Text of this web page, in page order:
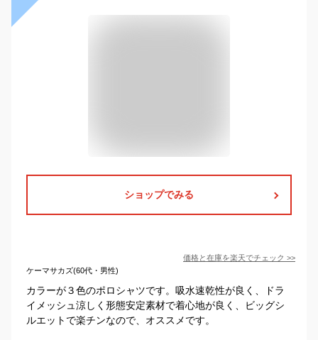
ショップでみる
価格と在庫を楽天でチェック >>
ケーマサカズ(60代・男性)
カラーが３色のポロシャツです。吸水速乾性が良く、ドラ
イメッシュ涼しく形態安定素材で着心地が良く、ビッグシ
ルエットで楽チンなので、オススメです。